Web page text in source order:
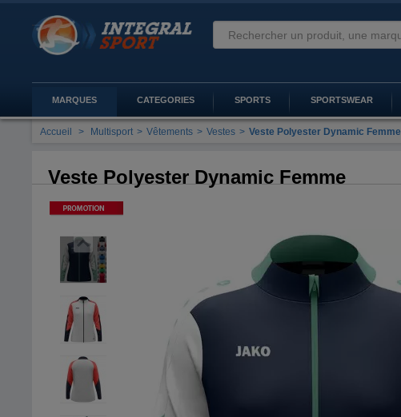
MARQUES CATEGORIES SPORTS SPORTSWEAR
Accueil > Multisport > Vêtements > Vestes > Veste Polyester Dynamic Femme
Veste Polyester Dynamic Femme